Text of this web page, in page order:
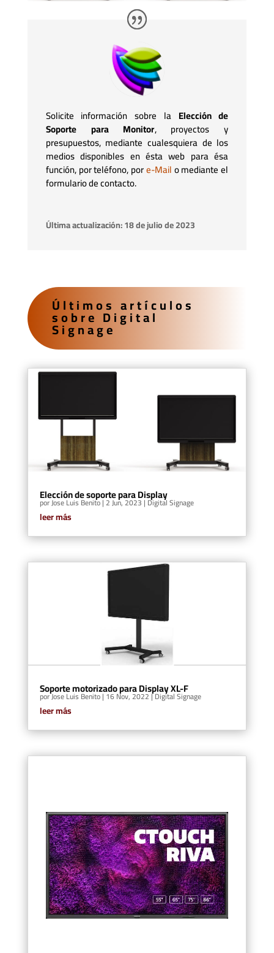
Solicite información sobre la Elección de
Soporte para Monitor, proyectos y
presupuestos, mediante cualesquiera de los
medios disponibles en ésta web para ésa
función, por teléfono, pore-Mailo mediante el
formulario de contacto.
Última actualización: 18 de julio de 2023
Últimos artículos
sobre Digital
Signage
Elección de soporte para Display
porJose Luis Benito|2 Jun, 2023|Digital Signage
leer más
Soporte motorizado para Display XL-F
porJose Luis Benito|16 Nov, 2022|Digital Signage
leer más